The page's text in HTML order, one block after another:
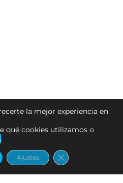
la mejor experiencia en
qué cookies utilizamos o
.
Ajustes Cerrar el banner